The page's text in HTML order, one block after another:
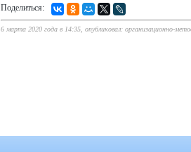
Поделиться:
6 марта 2020 года в 14:35, опубликовал: организационно-